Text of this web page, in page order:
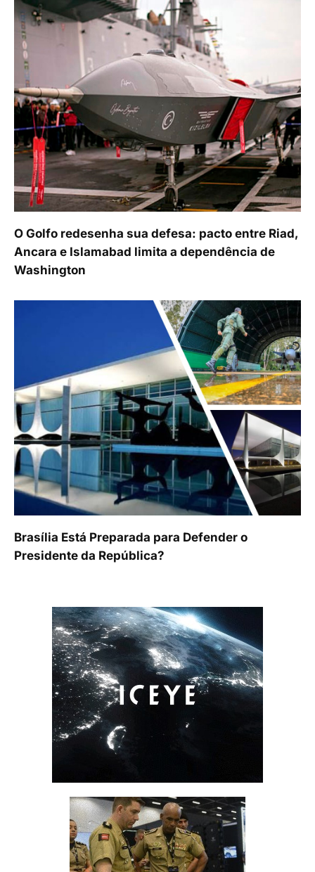
O Golfo redesenha sua defesa: pacto entre Riad,
Ancara e Islamabad limita a dependência de
Washington
Brasília Está Preparada para Defender o
Presidente da República?